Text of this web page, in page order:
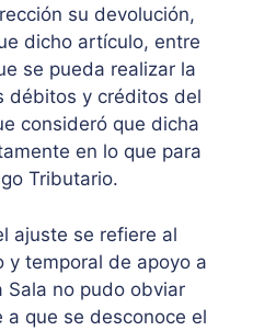
su devolución,
dicho artículo, entre
se pueda realizar la
débitos y créditos del
consideró que dicha
en lo que para
Tributario.
ajuste se refiere al
y temporal de apoyo a
Sala no pudo obviar
a que se desconoce el